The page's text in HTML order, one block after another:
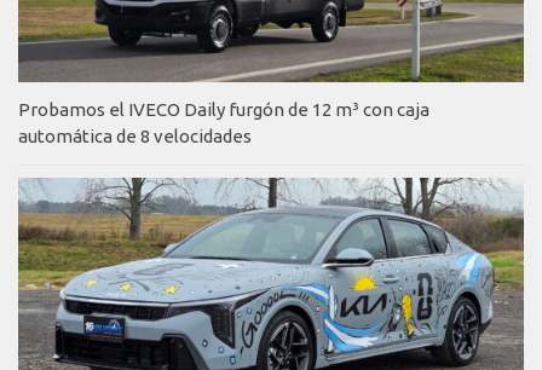
Probamos el IVECO Daily furgón de 12 m³ con caja
automática de 8 velocidades